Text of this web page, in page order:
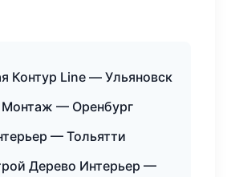
Контур Line — Ульяновск
Монтаж — Оренбург
— Тольятти
Дерево Интерьер —